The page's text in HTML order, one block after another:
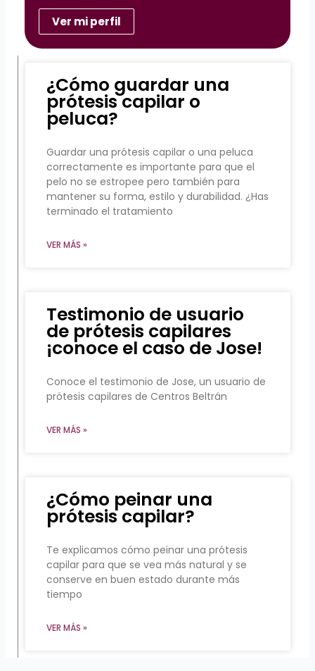
Ver mi perfil
¿Cómo guardar una
prótesis capilar o
peluca?
Guardar una prótesis capilar o una peluca
correctamente es importante para que el
pelo no se estropee pero también para
mantener su forma, estilo y durabilidad. ¿Has
terminado el tratamiento
VER MÁS »
Testimonio de usuario
de prótesis capilares
¡conoce el caso de Jose!
Conoce el testimonio de Jose, un usuario de
prótesis capilares de Centros Beltrán
VER MÁS »
¿Cómo peinar una
prótesis capilar?
Te explicamos cómo peinar una prótesis
capilar para que se vea más natural y se
conserve en buen estado durante más
tiempo
VER MÁS »